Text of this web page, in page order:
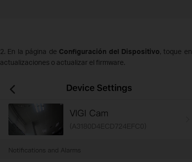
2. En la página de Configuración del Dispositivo, toque en
actualizaciones o actualizar el firmware.